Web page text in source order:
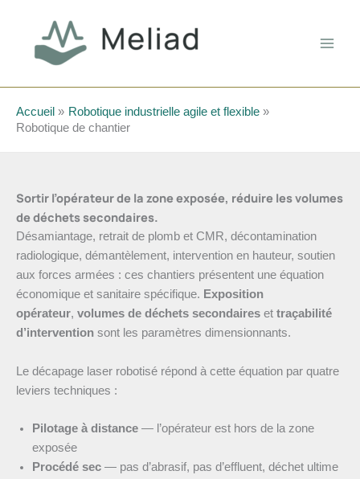
contenu
Accueil
Robotique industrielle agile et flexible
Robotique de chantier
Sortir l’opérateur de la zone exposée, réduire les volumes
de déchets secondaires.
Désamiantage, retrait de plomb et CMR, décontamination
radiologique, démantèlement, intervention en hauteur, soutien
aux forces armées : ces chantiers présentent une équation
économique et sanitaire spécifique. Exposition
opérateur, volumes de déchets secondaires et traçabilité
d’intervention sont les paramètres dimensionnants.
Le décapage laser robotisé répond à cette équation par quatre
leviers techniques :
Pilotage à distance — l’opérateur est hors de la zone
exposée
Procédé sec — pas d’abrasif, pas d’effluent, déchet ultime